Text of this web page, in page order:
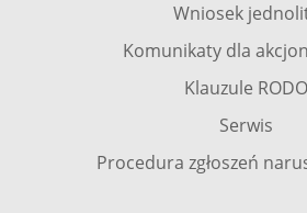
Wniosek
Komunikaty dla
Klauzule RODO
Serwis
Procedura zgłoszeń